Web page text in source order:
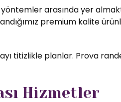
arasında yer
premium kalite
titizlikle planlar. Prova
Hizmetler